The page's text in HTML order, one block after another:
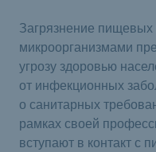
Загрязнение
микроорганизмами
угрозу здоровью
от инфекционных
о санитарных
рамках своей
вступают в контакт с